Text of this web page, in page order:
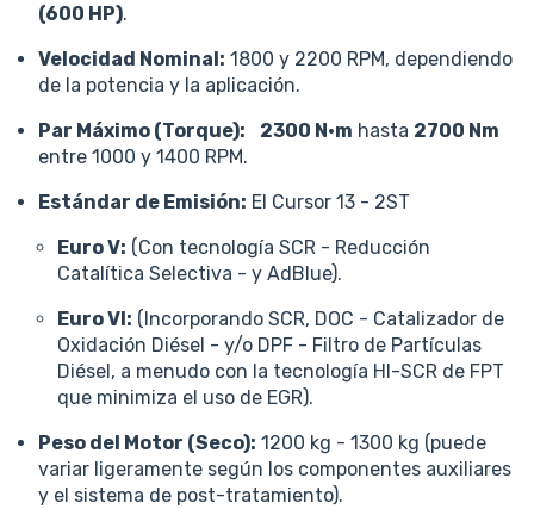
(600 HP).
Velocidad Nominal: 1800 y 2200 RPM, dependiendo
de la potencia y la aplicación.
Par Máximo (Torque):
2300 N·m hasta 2700 Nm
entre 1000 y 1400 RPM.
Estándar de Emisión: El Cursor 13 - 2ST
Euro V: (Con tecnología SCR - Reducción
Catalítica Selectiva - y AdBlue).
Euro VI: (Incorporando SCR, DOC - Catalizador de
Oxidación Diésel - y/o DPF - Filtro de Partículas
Diésel, a menudo con la tecnología HI-SCR de FPT
que minimiza el uso de EGR).
Peso del Motor (Seco): 1200 kg - 1300 kg (puede
variar ligeramente según los componentes auxiliares
y el sistema de post-tratamiento).